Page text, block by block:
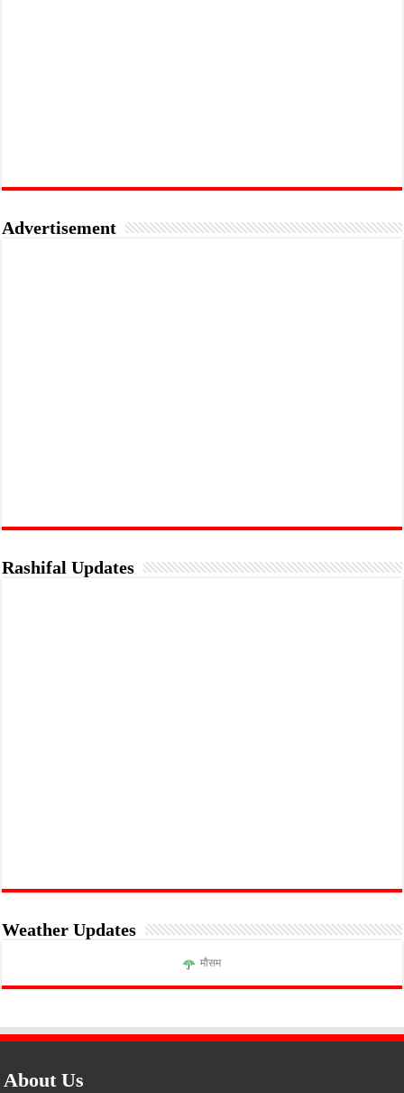
Advertisement
Rashifal Updates
Weather Updates
मौसम
About Us